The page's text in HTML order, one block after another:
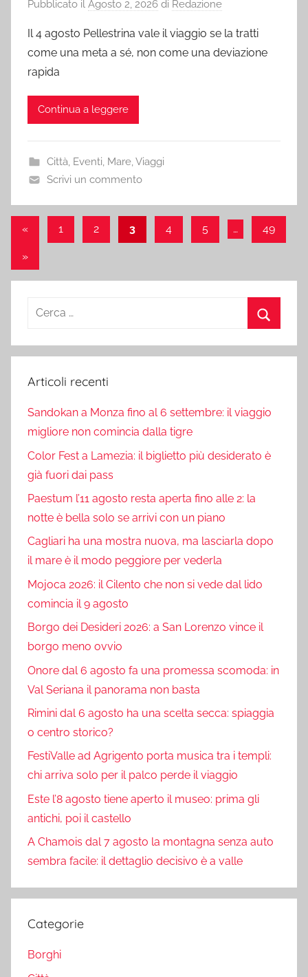
Pubblicato il Agosto 2, 2026 di Redazione
Il 4 agosto Pellestrina vale il viaggio se la tratti
come una meta a sé, non come una deviazione
rapida
Continua a leggere
Città, Eventi, Mare,Viaggi
Scrivi un commento
Paginazione
degli
articoli
«Articolo1 2 3 4 5 … 49
Articolo
»
Ricerca
Articoli recenti
Sandokan a Monza fino al 6 settembre: il viaggio
migliore non comincia dalla tigre
Color Fest a Lamezia: il biglietto più desiderato è
già fuori dai pass
Paestum l’11 agosto resta aperta fino alle 2: la
notte è bella solo se arrivi con un piano
Cagliari ha una mostra nuova, ma lasciarla dopo
il mare è il modo peggiore per vederla
Mojoca 2026: il Cilento che non si vede dal lido
comincia il 9 agosto
Borgo dei Desideri 2026: a San Lorenzo vince il
borgo meno ovvio
Onore dal 6 agosto fa una promessa scomoda: in
Val Seriana il panorama non basta
Rimini dal 6 agosto ha una scelta secca: spiaggia
o centro storico?
FestiValle ad Agrigento porta musica tra i templi:
chi arriva solo per il palco perde il viaggio
Este l’8 agosto tiene aperto il museo: prima gli
antichi, poi il castello
A Chamois dal 7 agosto la montagna senza auto
sembra facile: il dettaglio decisivo è a valle
Categorie
Borghi